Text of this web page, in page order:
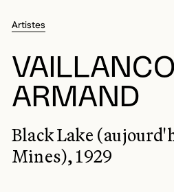
Artistes
ARMAND
Black Lake
Mines), 1929